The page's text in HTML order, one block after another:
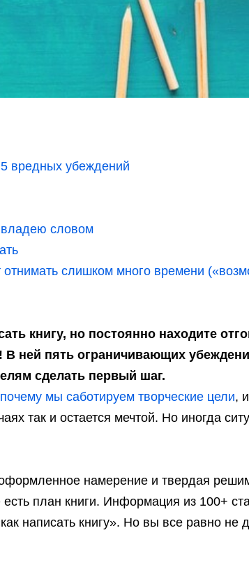
вредных убеждений
словом
отнимать слишком много времени
книгу, но постоянно находите
В ней пять ограничивающих
сделать первый шаг.
почему мы саботируем творческие цели,
так и остается мечтой. Но иногда
намерение и твердая
план книги. Информация из 100+
написать книгу». Но вы все равно не